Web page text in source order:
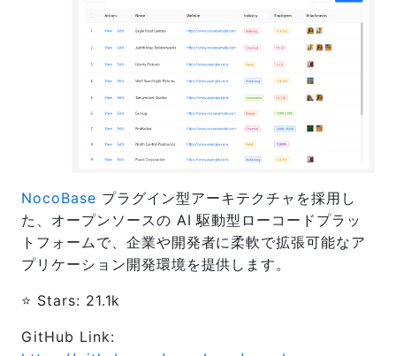
NocoBase プラグイン型アーキテクチャを採用し
た、オープンソースの AI 駆動型ローコードプラッ
トフォームで、企業や開発者に柔軟で拡張可能なア
プリケーション開発環境を提供します。
⭐️ Stars: 21.1k
GitHub Link: